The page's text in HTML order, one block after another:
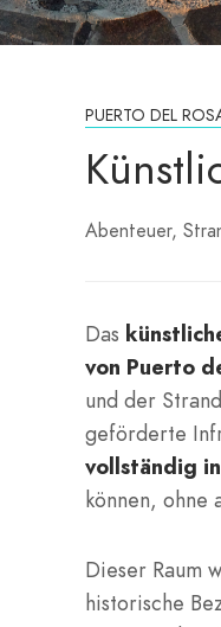
PUERTO DEL
Abenteuer
Das
von Puerto
und der
geförderte
vollständig
können, ohne
Dieser Raum
historische